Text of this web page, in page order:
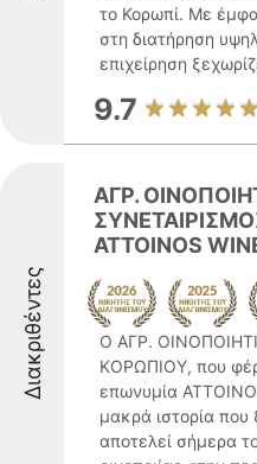
το Κορωπί. Με
στη διατήρηση
επιχείρηση
9.7
Διακριθέντες
ΑΓΡ.
ΑΤΤΟΙΝΟS
Ο ΑΓΡ.
ΚΟΡΩΠΙΟΥ, που
επωνυμία
μακρά ιστορία που
αποτελεί σήμερα